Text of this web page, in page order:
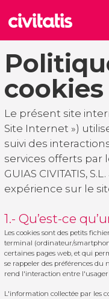
cookies
Le présent site
Site Internet »)
suivi des
services offerts par
GUIAS CIVITATIS,
expérience sur le
1.- Qu’est-ce
Les cookies sont des petits
terminal (ordinateur/
certaines pages web, et qui
se rappeler des préférences
rend l'interaction entre
L'information collectée par les